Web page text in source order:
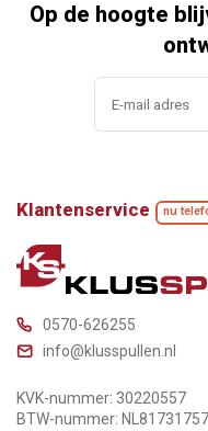
Op de hoogte
Klantenservice nu
0570-626255
info@klusspullen.nl
KVK-nummer: 30220557
BTW-nummer: